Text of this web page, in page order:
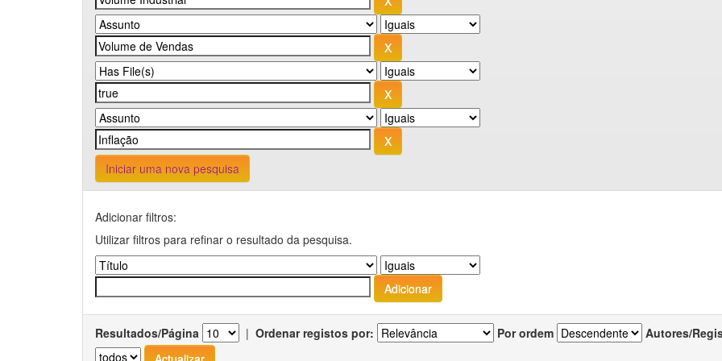
Iniciar uma nova pesquisa
Adicionar filtros:
Utilizar filtros para refinar o resultado da pesquisa.
Resultados/Página | Ordenar registos por: Por ordem Autores/